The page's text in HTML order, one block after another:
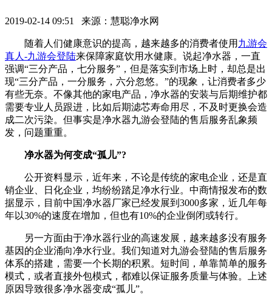
2019-02-14 09:51 来源：慧聪净水网
随着人们健康意识的提高，越来越多的消费者使用 九游会
真人-九游会登陆来保障家庭饮用水健康。说起净水器，一直
强调“三分产品，七分服务”，但是落实到市场上时，却总是出
现“三分产品，一分服务，六分忽悠。”的现象，让消费者多少
有些无奈。不像其他的家电产品，净水器的安装与后期维护都
需要专业人员跟进，比如后期滤芯寿命用尽，不及时更换会造
成二次污染。但事实是净水器九游会登陆的售后服务乱象频
发，问题重重。
净水器为何变成“孤儿”?
公开资料显示，近年来，不论是传统的家电企业，还是直
销企业、日化企业，均纷纷踏足净水行业。中商情报发布的数
据显示，目前中国净水器厂家已经发展到3000多家，近几年每
年以30%的速度在增加，但也有10%的企业倒闭或转行。
另一方面由于净水器行业的高速发展，越来越多没有服务
基因的企业涌向净水行业。我们知道对九游会登陆的售后服务
体系的搭建，需要一个长期的积累。短时间，单靠简单的服务
模式，或者直接外包模式，都难以保证服务质量与体验。上述
原因导致很多净水器变成“孤儿”。